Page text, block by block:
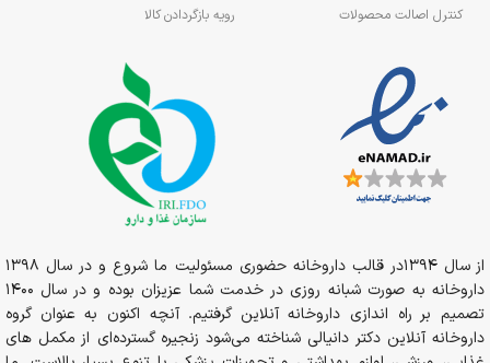
کنترل اصالت محصولات
رویه بازگردادن کالا
از سال 1394در قالب داروخانه حضوری مسئولیت ما شروع و در سال 1398
داروخانه به صورت شبانه روزی در خدمت شما عزیزان بوده و در سال 1400
تصمیم بر راه اندازی داروخانه آنلاین گرفتیم. آنچه اکنون به عنوان گروه
داروخانه آنلاین دکتر دانیالی شناخته می‌شود زنجیره گسترده‌ای از مکمل های